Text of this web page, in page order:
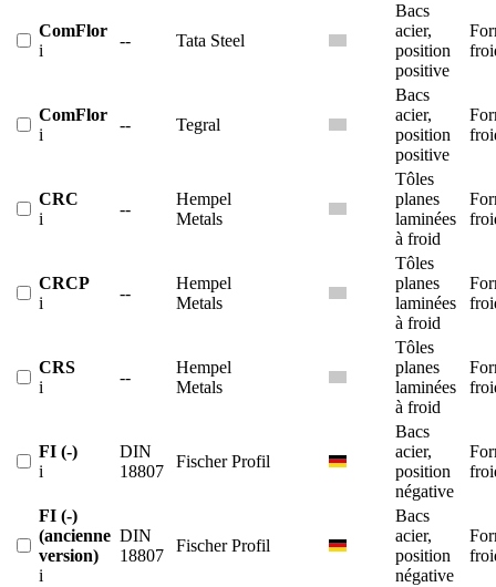
ComFlor
i
-- Tata Steel
Bacs
acier,
position
positive
ComFlor
i
-- Tegral
Bacs
acier,
position
positive
CRC
i
--
Hempel
Metals
Tôles
planes
laminées
à froid
CRCP
i
--
Hempel
Metals
Tôles
planes
laminées
à froid
CRS
i
--
Hempel
Metals
Tôles
planes
laminées
à froid
FI (-)
i
DIN
18807
Fischer Profil
Bacs
acier,
position
négative
FI (-)
(ancienne
version)
i
DIN
18807
Fischer Profil
Bacs
acier,
position
négative